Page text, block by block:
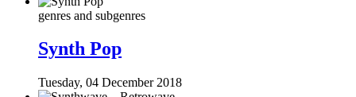
genres and subgenres
Synth Pop
Tuesday, 04 December 2018